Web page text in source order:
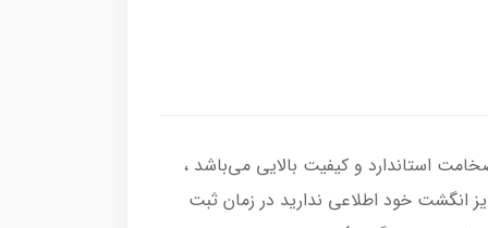
از نقره اصل با عیار بین المللی 925 ساخته شده و دارای ضخامت استاندارد و کیفیت بالایی می‌باشد ،
انگشت خود اطلاعی ندارید در زمان ثبت